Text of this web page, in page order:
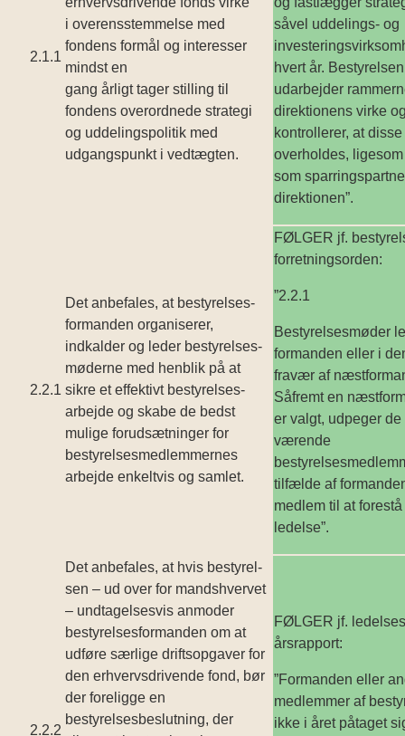
2.1.1
i overensstemmelse med
fondens formål og interesser
mindst en
gang årligt tager stilling til
fondens overordnede strategi
og uddelingspolitik med
udgangspunkt i vedtægten.
såvel uddelings- og
hvert år. Bestyrelsen
udarbejder
direktionens virke
kontrollerer, at disse
overholdes,
som
direktionen”.
2.2.1
Det anbefales, at bestyrelses­
formanden organiserer,
indkalder og leder bestyrelses­
møderne med henblik på at
sikre et effektivt bestyrelses­
arbejde og skabe de bedst
mulige forudsætninger for
bestyrelsesmedlemmernes
arbejde enkeltvis og samlet.
FØLGER jf.
forretningsorden:
”2.2.1
Bestyrelsesmøder
formanden eller i
fravær af
Såfremt en
er valgt, udpeger
værende
tilfælde af
medlem til at
ledelse”.
2.2.2
Det anbefales, at hvis bestyrel­
sen – ud over for mandshvervet
– undtagelsesvis anmoder
bestyrelsesformanden om at
udføre særlige drifts­opgaver for
den erhvervs­drivende fond, bør
der foreligge en
bestyrelsesbeslutning, der
FØLGER jf.
årsrapport:
”Formanden eller
medlemmer af
ikke i året påtaget